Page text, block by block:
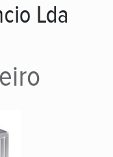
Lda